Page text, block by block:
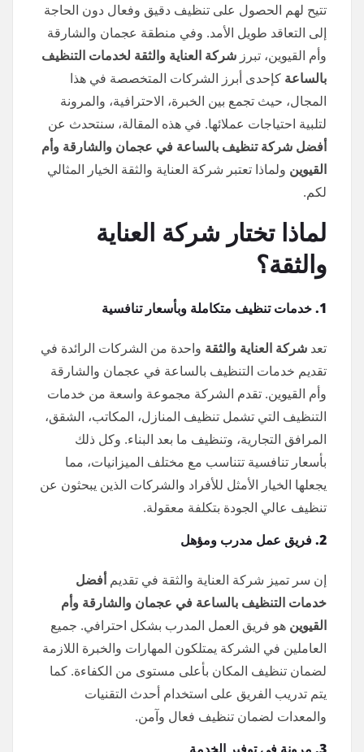
تتيح لهم الحصول على تنظيف دقيق وفعال دون الحاجة
إلى التعاقد طويل الأمد. وفي منطقة عجمان والشارقة
وأم القيوين، تبرز شركة العناية والثقة لخدمات التنظيف
بالساعة كإحدى أبرز الشركات المتخصصة في هذا
المجال، حيث تجمع بين الخبرة، الاحترافية، والمرونة
لتلبية احتياجات عملائها. في هذه المقالة، سنتحدث عن
أفضل شركة تنظيف بالساعة في عجمان والشارقة وأم
القيوين ولماذا تعتبر شركة العناية والثقة الخيار المثالي
لكم.
لماذا تختار شركة العناية
والثقة؟
1. خدمات تنظيف متكاملة وبأسعار تنافسية
تعد شركة العناية والثقة واحدة من الشركات الرائدة في
تقديم خدمات التنظيف بالساعة في عجمان والشارقة
وأم القيوين. تقدم الشركة مجموعة واسعة من خدمات
التنظيف التي تشمل تنظيف المنازل، المكاتب، الشقق،
المرافق التجارية، وتنظيف ما بعد البناء. وكل ذلك
بأسعار تنافسية تتناسب مع مختلف الميزانيات، مما
يجعلها الخيار الأمثل للأفراد والشركات الذين يبحثون عن
تنظيف عالي الجودة بتكلفة معقولة.
2. فريق عمل مدرب ومؤهل
إن سر تميز شركة العناية والثقة في تقديمأفضل
خدمات التنظيف بالساعة في عجمان والشارقة وأم
القيوين هو فريق العمل المدرب بشكل احترافي. جميع
العاملين في الشركة يمتلكون المهارات والخبرة اللازمة
لضمان تنظيف المكان بأعلى مستوى من الكفاءة. كما
يتم تدريب الفريق على استخدام أحدث التقنيات
والمعدات لضمان تنظيف فعال وآمن.